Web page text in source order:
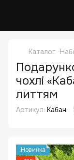
Каталог
чохлі
литтям
Артикул: Кабан.
Новинка